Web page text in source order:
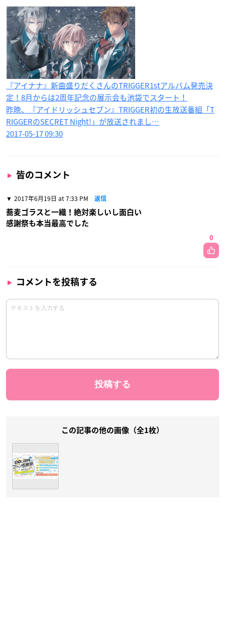
『アイナナ』新曲盛りだくさんのTRIGGER1stアルバム発売決
定！8月からは2周年記念の展示会も池袋でスタート！
昨晩、『アイドリッシュセブン』TRIGGER初の生放送番組「T
RIGGERのSECRET Night!」が放送されまし…
2017-05-17 09:30
皆のコメント
2017年6月19日 at 7:33 PM 返信
蕎麦ゴラスと一織！絶対楽しいし面白い
感謝祭も本当最高でした
0
コメントを投稿する
この記事の他の画像（全1枚）